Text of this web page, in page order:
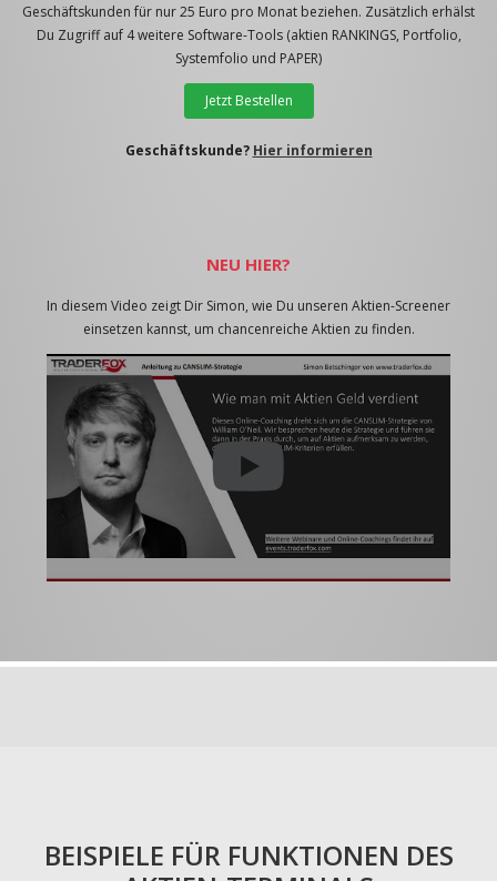
Geschäftskunden für nur 25 Euro pro Monat beziehen. Zusätzlich erhälst
Du Zugriff auf 4 weitere Software-Tools (aktien RANKINGS, Portfolio,
Systemfolio und PAPER)
Jetzt Bestellen
Geschäftskunde? Hier informieren
NEU HIER?
In diesem Video zeigt Dir Simon, wie Du unseren Aktien-Screener
einsetzen kannst, um chancenreiche Aktien zu finden.
BEISPIELE FÜR FUNKTIONEN DES